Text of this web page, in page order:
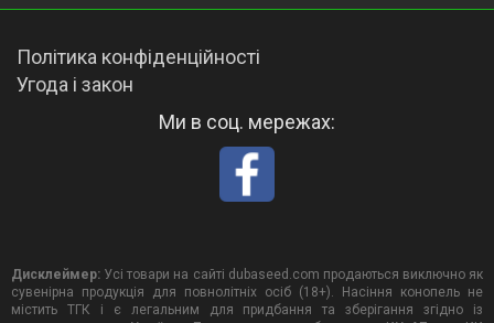
Політика конфіденційності
Угода і закон
Ми в соц. мережах:
Дисклеймер: Усі товари на сайті dubaseed.com продаються виключно як
сувенірна продукція для повнолітніх осіб (18+). Насіння конопель не
містить ТГК і є легальним для придбання та зберігання згідно із